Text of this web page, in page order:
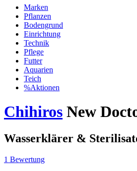
Marken
Pflanzen
Bodengrund
Einrichtung
Technik
Pflege
Futter
Aquarien
Teich
%Aktionen
Chihiros New
Wasserklärer &
1 Bewertung